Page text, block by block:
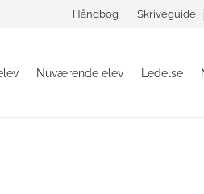
Håndbog Skriveguide
Nuværende elev Ledelse